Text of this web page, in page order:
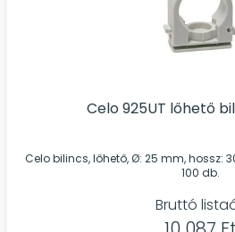
Celo 925UT lőhető
Celo bilincs, lőhető, Ø: 25 mm, hossz:
100 db.
Bruttó